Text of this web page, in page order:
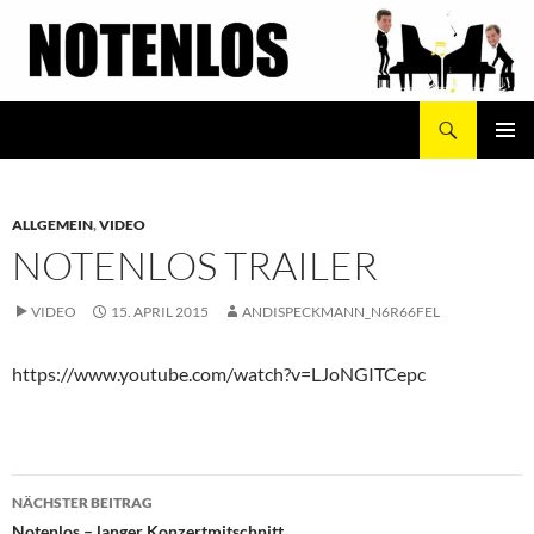
Inhalt
springen
ALLGEMEIN,VIDEO
NOTENLOS TRAILER
VIDEO 15. APRIL 2015 ANDISPECKMANN_N6R66FEL
https://www.youtube.com/watch?v=LJoNGITCepc
Beitragsnavigation
NÄCHSTER BEITRAG